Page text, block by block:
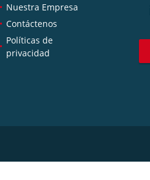
Nuestra Empresa
Contáctenos
Políticas de
privacidad